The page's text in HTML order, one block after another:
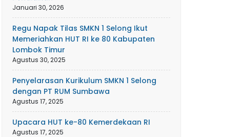
Januari 30, 2026
Regu Napak Tilas SMKN 1 Selong Ikut
Memeriahkan HUT RI ke 80 Kabupaten
Lombok Timur
Agustus 30, 2025
Penyelarasan Kurikulum SMKN 1 Selong
dengan PT RUM Sumbawa
Agustus 17, 2025
Upacara HUT ke-80 Kemerdekaan RI
Agustus 17, 2025